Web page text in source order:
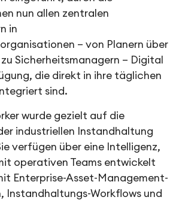
nun allen zentralen
in
– von Planern über
zu Sicherheitsmanagern – Digital
die direkt in ihre täglichen
sind.
wurde gezielt auf die
industriellen Instandhaltung
verfügen über eine Intelligenz,
operativen Teams entwickelt
Enterprise-Asset-Management-
Instandhaltungs-Workflows und